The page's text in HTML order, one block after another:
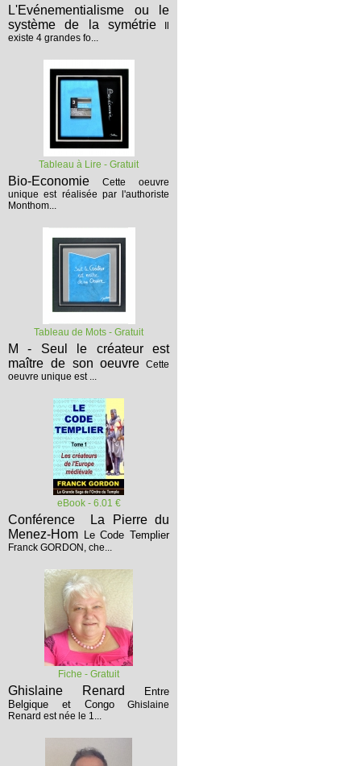
L'Evénementialisme ou le
système de la symétrie
existe 4 grandes fo...
Tableau à Lire - Gratuit
Bio-Economie
Cette oeuvre
unique est réalisée par l'authoriste
Monthom...
Tableau de Mots - Gratuit
M - Seul le créateur est
maître de son oeuvre Cette
oeuvre unique est ...
eBook - 6.01 €
Conférence La Pierre du
Menez-Hom Le Code Templier
Franck GORDON, che...
Fiche - Gratuit
Ghislaine Renard
Entre
Belgique et Congo
Ghislaine
Renard est née le 1...